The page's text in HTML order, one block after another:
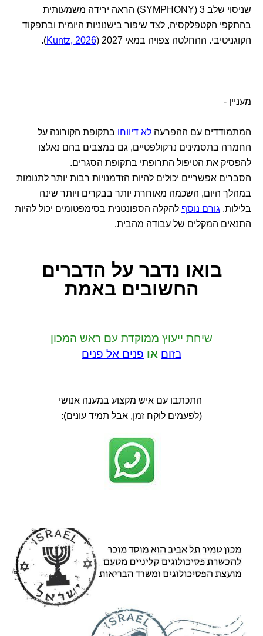
שניסוי שלב 3 (SYMPHONY) הראה ירידה משמעותית
בהתקפי הקטפלקסיה, לצד שיפור בישנוניות היומית ובתפקוד
הקוגניטיבי. ההחלטה צפויה במאי 2027 (
Kuntz, 2026
).
מעניין -
המתמודדים עם ההפרעה לא דיווחו בתקופת הקורונה על
החמרה בתסמינים נרקולפטיים, גם במצבים בהם נאלצו
להפסיק את הטיפול התרופתי בתקופת הסגרים.
הסברים אפשריים יכולים להיות הזדמנויות רבות יותר לתנומות
במהלך היום, השכמה מאוחרת יותר בבקרים ויותר שינה
בלילות. גורם נוסף להקלה הספונטנית בסימפטומים יכול להיות
התנאים המקלים של עבודה מהבית.
בואו נדבר על הדברים
החשובים באמת
שיחת ייעוץ ממוקדת עם ראש המכון
בזום או פנים אל פנים
התכתבו עם איש מקצוע במענה אנושי
(לפעמים לוקח זמן, אבל תמיד עונים):